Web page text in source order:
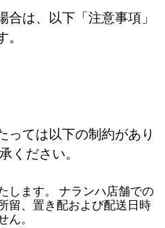
は、以下「注意事項」
っては以下の制約があり
ください。
します。 ナランハ店舗での
留、置き配および配送日時
。